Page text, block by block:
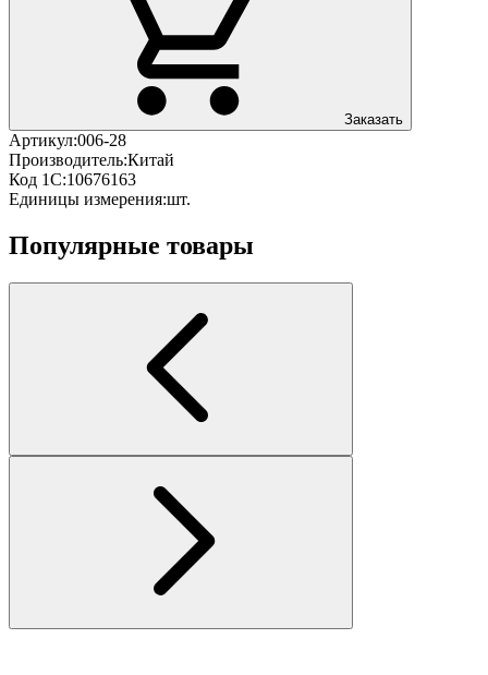
Заказать
Артикул:006-28
Производитель:Китай
Код 1С:10676163
Единицы измерения:шт.
Популярные товары